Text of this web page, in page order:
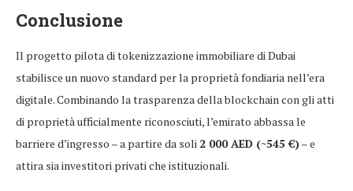
Conclusione
Il progetto pilota di tokenizzazione immobiliare di Dubai
stabilisce un nuovo standard per la proprietà fondiaria nell’era
digitale. Combinando la trasparenza della blockchain con gli atti
di proprietà ufficialmente riconosciuti, l’emirato abbassa le
barriere d’ingresso – a partire da soli 2 000 AED (~545 €)– e
attira sia investitori privati che istituzionali.